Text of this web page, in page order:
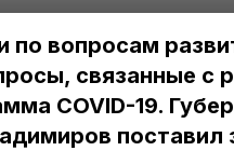
по вопросам
связанные с
COVID-19.
поставил